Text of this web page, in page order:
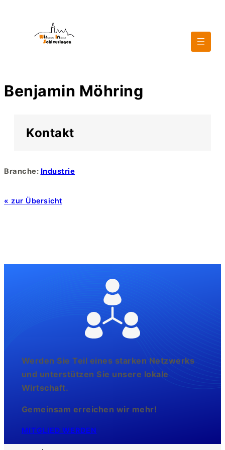
Benjamin Möhring
Kontakt
Branche: Industrie
« zur Übersicht
Werden Sie Teil eines starken Netzwerks
und unterstützen Sie unsere lokale
Wirtschaft.
Gemeinsam erreichen wir mehr!
MITGLIED WERDEN